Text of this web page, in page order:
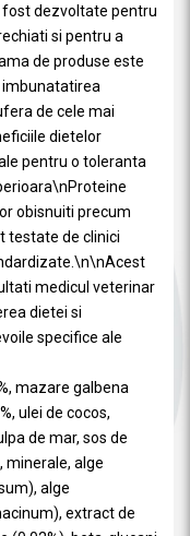
dezvoltate pentru
si pentru a
de produse este
imbunatatirea
de cele mai
dietelor
pentru o toleranta
obisnuiti precum
testate de clinici
medicul veterinar
dietei si
specifice ale
mazare galbena
ulei de cocos,
de mar, sos de
minerale, alge
alge
extract de